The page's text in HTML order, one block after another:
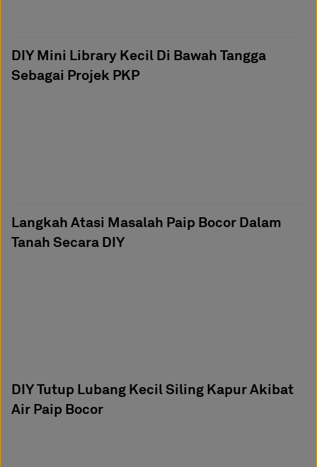
DIY Mini Library Kecil Di Bawah Tangga
Sebagai Projek PKP
Langkah Atasi Masalah Paip Bocor Dalam
Tanah Secara DIY
DIY Tutup Lubang Kecil Siling Kapur Akibat
Air Paip Bocor